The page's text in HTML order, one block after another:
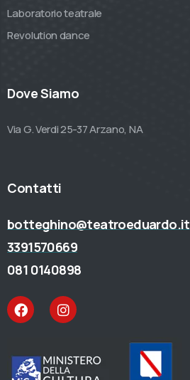
Laboratorio teatrale
Revolution dance
Dove Siamo
Via G. Verdi 25-37 Arzano, NA
Contatti
botteghino@teatroeduardo.it
3391570669
081 0140898